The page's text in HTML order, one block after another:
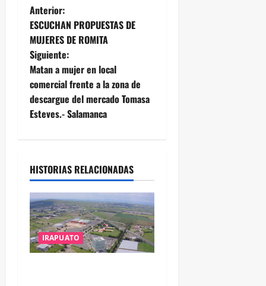
N
a
v
e
g
c
i
ó
n
Anterior:
ESCUCHAN PROPUESTAS DE
MUJERES DE ROMITA
Siguiente:
Matan a mujer en local
comercial frente a la zona de
descargue del mercado Tomasa
Esteves.- Salamanca
HISTORIAS RELACIONADAS
IRAPUATO